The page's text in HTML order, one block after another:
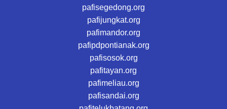
pafisegedong.org
pafijungkat.org
pafimandor.org
pafipdpontianak.org
pafisosok.org
pafitayan.org
pafimeliau.org
pafisandai.org